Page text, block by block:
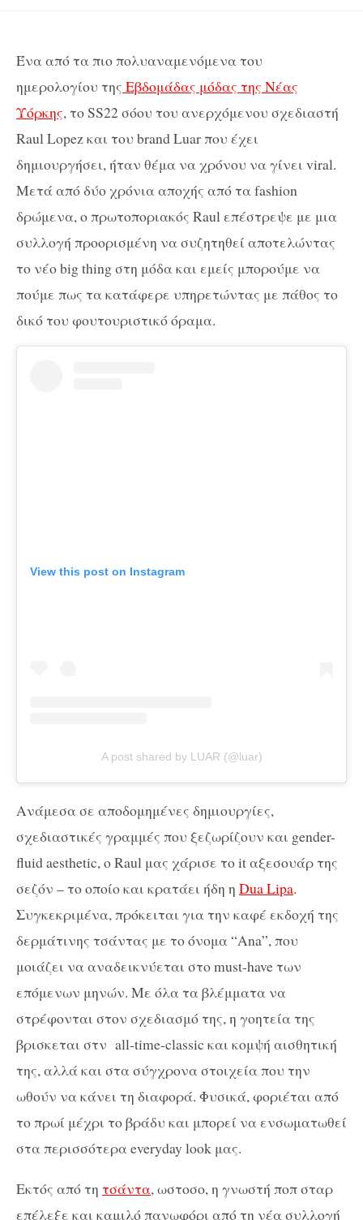
Ένα από τα πιο πολυαναμενόμενα του
ημερολογίου της Εβδομάδας μόδας της Νέας
Υόρκης, το SS22 σόου του ανερχόμενου σχεδιαστή
Raul Lopez και του brand Luar που έχει
δημιουργήσει, ήταν θέμα να χρόνου να γίνει viral.
Μετά από δύο χρόνια αποχής από τα fashion
δρώμενα, ο πρωτοποριακός Raul επέστρεψε με μια
συλλογή προορισμένη να συζητηθεί αποτελώντας
το νέο big thing στη μόδα και εμείς μπορούμε να
πούμε πως τα κατάφερε υπηρετώντας με πάθος το
δικό του φουτουριστικό όραμα.
View this post on Instagram
A post shared by LUAR (@luar)
Aνάμεσα σε αποδομημένες δημιουργίες,
σχεδιαστικές γραμμές που ξεζωρίζουν και gender-
fluid aesthetic, ο Raul μας χάρισε το it αξεσουάρ της
σεζόν – το οποίο και κρατάει ήδη η Dua Lipa.
Συγκεκριμένα, πρόκειται για την καφέ εκδοχή της
δερμάτινης τσάντας με το όνομα “Ana”, που
μοιάζει να αναδεικνύεται στο must-have των
επόμενων μηνών. Με όλα τα βλέμματα να
στρέφονται στον σχεδιασμό της, η γοητεία της
βρισκεται στν all-time-classic και κομψή αισθητική
της, αλλά και στα σύγχρονα στοιχεία που την
ωθούν να κάνει τη διαφορά. Φυσικά, φοριέται από
το πρωί μέχρι το βράδυ και μπορεί να ενσωματωθεί
στα περισσότερα everyday look μας.
Εκτός από τη τσάντα, ωστοσο, η γνωστή ποπ σταρ
επέλεξε και καμιλό πανωφόρι από τη νέα συλλογή